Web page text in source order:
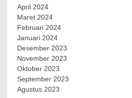
April 2024
Maret 2024
Februari 2024
Januari 2024
Desember 2023
November 2023
Oktober 2023
September 2023
Agustus 2023